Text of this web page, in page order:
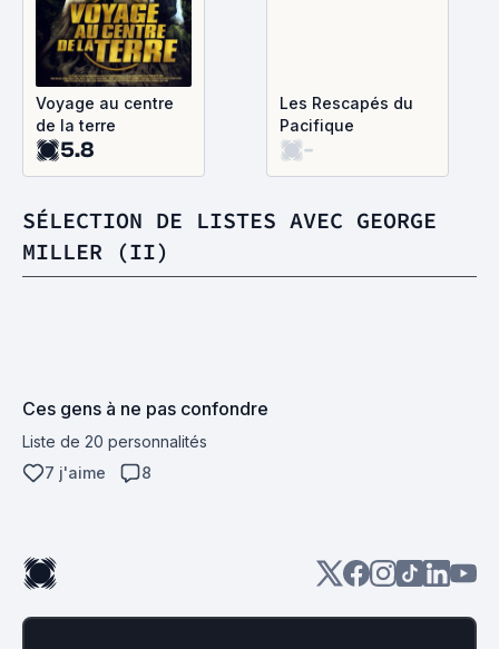
Voyage au centre
de la terre
5.8
Les Rescapés du
Pacifique
-
SÉLECTION DE LISTES AVEC GEORGE
MILLER (II)
Ces gens à ne pas confondre
Liste de 20 personnalités
7 j'aime
8